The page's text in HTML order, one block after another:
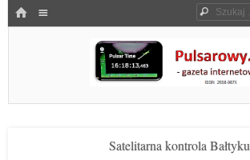
HOME Szukaj
Pulsarowy.pl
Satelitarna kontrola Bałtyku